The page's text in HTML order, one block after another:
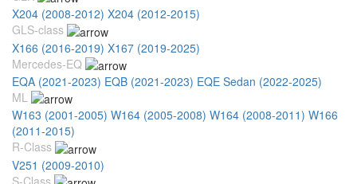
X204 (2008-2012) X204 (2012-2015)
GLS-class
X166 (2016-2019) X167 (2019-2025)
Mercedes-EQ
EQA (2021-2023) EQB (2021-2023) EQE Sedan (2022-2025)
ML
W163 (2001-2005) W164 (2005-2008) W164 (2008-2011) W166
(2011-2015)
R-Class
V251 (2009-2010)
S-Class